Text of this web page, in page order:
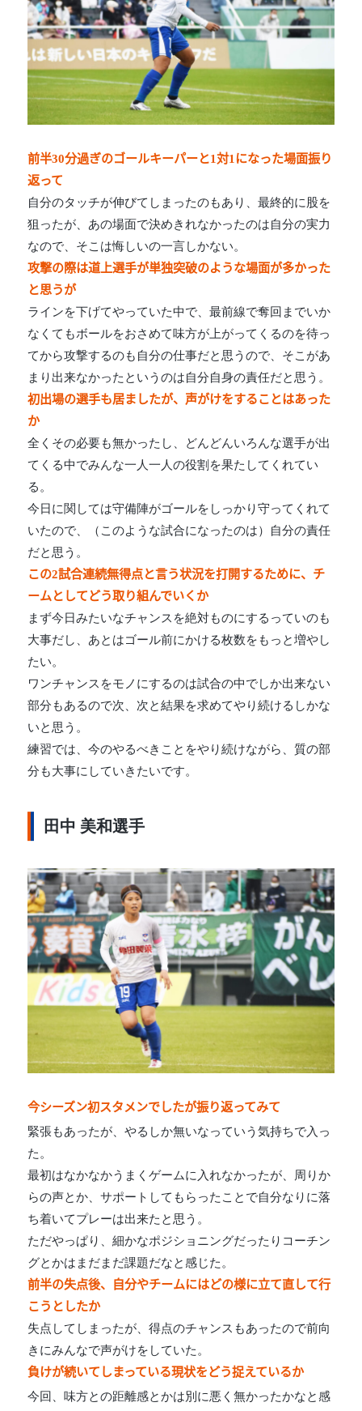
前半30分過ぎのゴールキーパーと1対1になった場面振り
返って
自分のタッチが伸びてしまったのもあり、最終的に股を
狙ったが、あの場面で決めきれなかったのは自分の実力
なので、そこは悔しいの一言しかない。
攻撃の際は道上選手が単独突破のような場面が多かった
と思うが
ラインを下げてやっていた中で、最前線で奪回までいか
なくてもボールをおさめて味方が上がってくるのを待っ
てから攻撃するのも自分の仕事だと思うので、そこがあ
まり出来なかったというのは自分自身の責任だと思う。
初出場の選手も居ましたが、声がけをすることはあった
か
全くその必要も無かったし、どんどんいろんな選手が出
てくる中でみんな一人一人の役割を果たしてくれてい
る。
今日に関しては守備陣がゴールをしっかり守ってくれて
いたので、（このような試合になったのは）自分の責任
だと思う。
この2試合連続無得点と言う状況を打開するために、チ
ームとしてどう取り組んでいくか
まず今日みたいなチャンスを絶対ものにするっていのも
大事だし、あとはゴール前にかける枚数をもっと増やし
たい。
ワンチャンスをモノにするのは試合の中でしか出来ない
部分もあるので次、次と結果を求めてやり続けるしかな
いと思う。
練習では、今のやるべきことをやり続けながら、質の部
分も大事にしていきたいです。
田中 美和選手
今シーズン初スタメンでしたが振り返ってみて
緊張もあったが、やるしか無いなっていう気持ちで入っ
た。
最初はなかなかうまくゲームに入れなかったが、 周りか
らの声とか、サポートしてもらったことで自分なりに落
ち着いてプレーは出来たと思う。
ただやっぱり、細かなポジショニングだったり コーチン
グとかはまだまだ課題だなと感じた。
前半の失点後、自分やチームにはどの様に立て直して行
こうとしたか
失点してしまったが、得点のチャンスもあったので前向
きにみんなで声がけをしていた。
負けが続いてしまっている現状をどう捉えているか
今回、味方との距離感とかは別に悪く無かったかなと感